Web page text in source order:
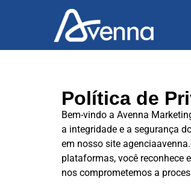
Política de
Bem-vindo a Avenna
a integridade e a segurança
em nosso site
plataformas, você reconhece
nos comprometemos a